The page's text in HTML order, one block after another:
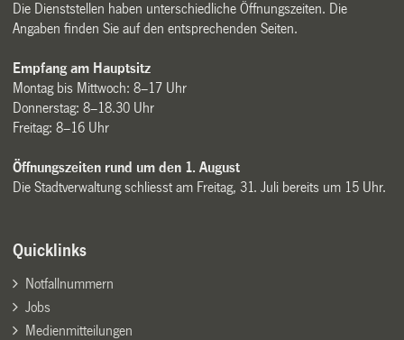
Die Dienststellen haben unterschiedliche Öffnungszeiten. Die
Angaben finden Sie auf den entsprechenden Seiten.
Empfang am Hauptsitz
Montag bis Mittwoch: 8–17 Uhr
Donnerstag: 8–18.30 Uhr
Freitag: 8–16 Uhr
Öffnungszeiten rund um den 1. August
Die Stadtverwaltung schliesst am Freitag, 31. Juli bereits um 15 Uhr.
Quicklinks
Notfallnummern
Jobs
Medienmitteilungen